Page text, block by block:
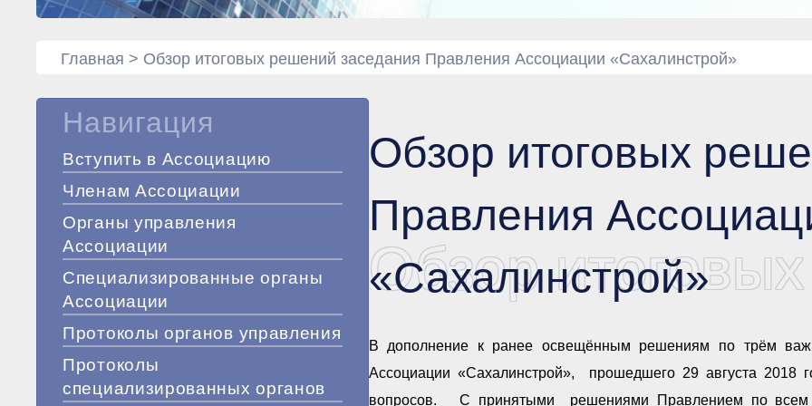
Главная > Обзор итоговых решений заседания Правления Ассоциации «Сахалинстрой»
Навигация
Вступить в Ассоциацию
Членам Ассоциации
Органы управления
Ассоциации
Специализированные органы
Ассоциации
Протоколы органов управления
Протоколы
специализированных органов
Обзор итоговых
Правления
«Сахалинстрой»
Обзор
В дополнение к ранее освещённым решениям по трём
Ассоциации «Сахалинстрой», прошедшего 29 августа 2018
вопросов. С принятыми решениями Правлением по всем